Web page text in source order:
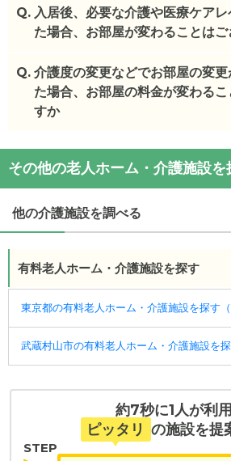
(回答者: 施設担当者,回答日: 2024/02/26)
(回答者: 施設担当者,回答日: 2024/02/26)
特に制限はありませんが、9:00～
お願いしております。
(回答者: 施設担当者,回答日: 2024/02/26)
Q. 入居後、必要な介護や医療ケア
た場合、お部屋が変わることはご
基本的にはございませんが、お身
りそのお部屋での介護が不可能と
場合、一定の観察期間を設け、医
と、住み替えていただく場合があ
Q. 介護度の変更などでお部屋の変
た場合、お部屋の料金が変わるこ
すか
追加費用は発生しません。
ご入居様のご要望によりお部屋を
費用が発生します。
(回答者: 施設担当者,回答日: 2024/02/26)
その他の老人ホーム・介護施設を
他の介護施設を調べる
有料老人ホーム・介護施設を探す
東京都の有料老人ホーム・介護施設を探す（
武蔵村山市の有料老人ホーム・介護施設を探
約7秒に1人が利用
ピッタリ の施設を提
STEP